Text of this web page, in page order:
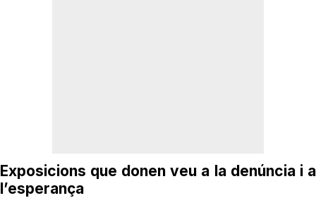
Exposicions que donen veu a la denúncia i a
l’esperança